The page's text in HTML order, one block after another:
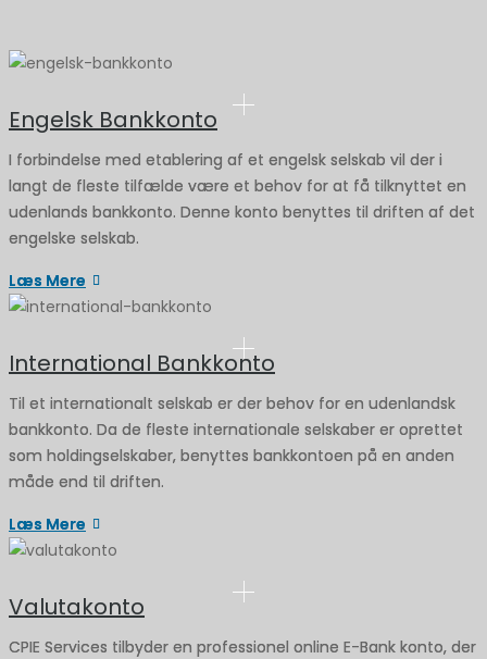
Engelsk Bankkonto
I forbindelse med etablering af et engelsk selskab vil der i
langt de fleste tilfælde være et behov for at få tilknyttet en
udenlands bankkonto. Denne konto benyttes til driften af det
engelske selskab.
Læs Mere
International Bankkonto
Til et internationalt selskab er der behov for en udenlandsk
bankkonto. Da de fleste internationale selskaber er oprettet
som holdingselskaber, benyttes bankkontoen på en anden
måde end til driften.
Læs Mere
Valutakonto
CPIE Services tilbyder en professionel online E-Bank konto, der